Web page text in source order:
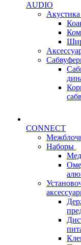
AUDIO
Акустика
CONNECT
Наборы